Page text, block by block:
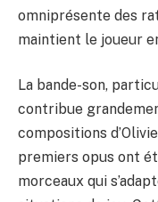
omniprésente des
maintient le joueur
La bande-son,
contribue
compositions
premiers opus ont
morceaux qui